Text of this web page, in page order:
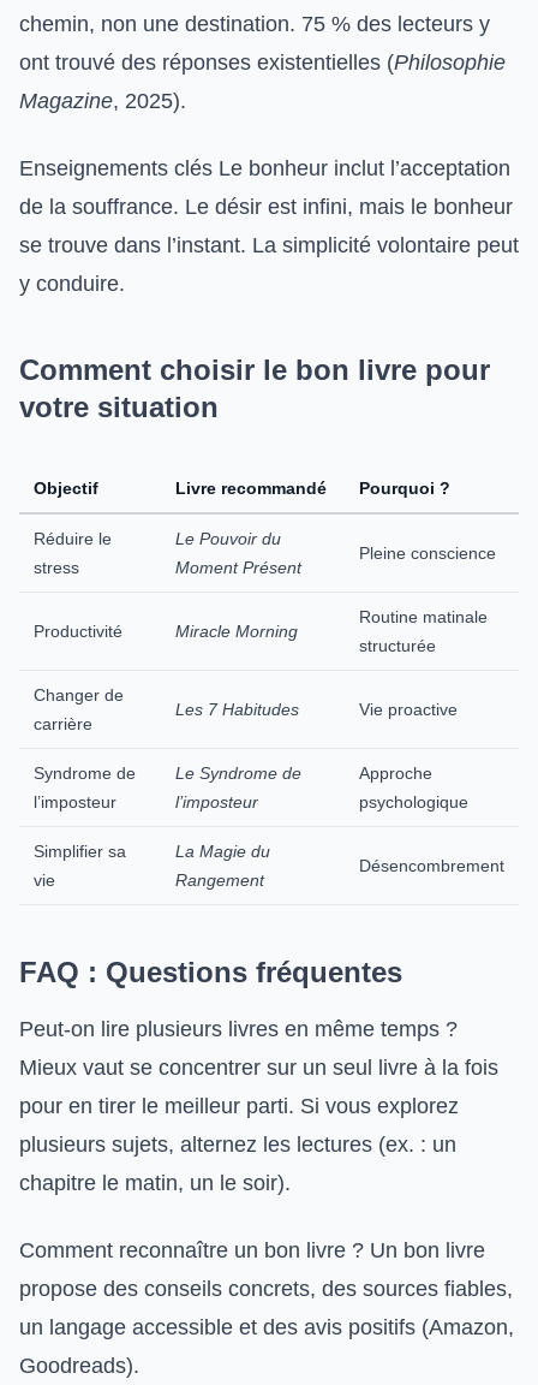
chemin, non une destination. 75 % des lecteurs y
ont trouvé des réponses existentielles (Philosophie
Magazine, 2025).
Enseignements clés Le bonheur inclut l’acceptation
de la souffrance. Le désir est infini, mais le bonheur
se trouve dans l’instant. La simplicité volontaire peut
y conduire.
Comment choisir le bon livre pour
votre situation
Objectif Livre recommandé Pourquoi ?
Réduire le
stress
Le Pouvoir du
Moment Présent
Pleine conscience
Productivité Miracle Morning
Routine matinale
structurée
Changer de
carrière
Les 7 Habitudes Vie proactive
Syndrome de
l’imposteur
Le Syndrome de
l’imposteur
Approche
psychologique
Simplifier sa
vie
La Magie du
Rangement
Désencombrement
FAQ : Questions fréquentes
Peut-on lire plusieurs livres en même temps ?
Mieux vaut se concentrer sur un seul livre à la fois
pour en tirer le meilleur parti. Si vous explorez
plusieurs sujets, alternez les lectures (ex. : un
chapitre le matin, un le soir).
Comment reconnaître un bon livre ? Un bon livre
propose des conseils concrets, des sources fiables,
un langage accessible et des avis positifs (Amazon,
Goodreads).